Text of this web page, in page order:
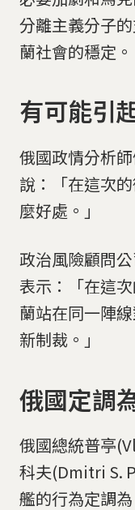
分離主義分子
蘭社會的穩定。
有可能引
俄國政情分析
說：「在這次
麼好處。」
政治風險顧問
表示：「在這
蘭站在同一陣
新制裁。」
俄國定調
俄國總統普亭
科夫(Dmitri S.
艦的行為定調